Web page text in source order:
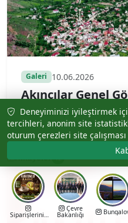
Galeri 10.06.2026
Akıncılar Genel
Akıncılar ilçesinden genel
Deneyiminizi iyileştirmek
tercihleri, anonim site
oturum çerezleri site
Hikayeler 12
Siparişleriniz
Çevre
Bakanlığı